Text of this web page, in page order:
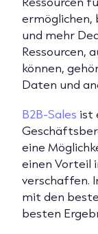
ermöglichen,
und mehr
Ressourcen,
können,
Daten und
B2B-Sales ist
eine
einen Vorteil
verschaffen.
mit den
besten